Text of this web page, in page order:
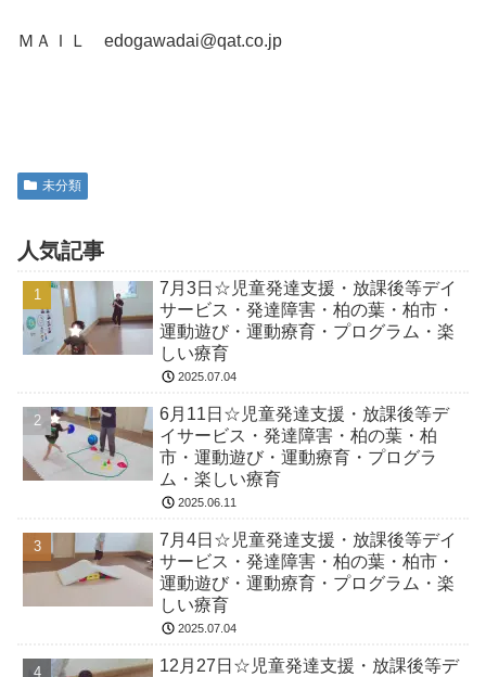
ＭＡＩＬ edogawadai@qat.co.jp
未分類
人気記事
7月3日☆児童発達支援・放課後等デイ
サービス・発達障害・柏の葉・柏市・
運動遊び・運動療育・プログラム・楽
しい療育
2025.07.04
6月11日☆児童発達支援・放課後等デ
イサービス・発達障害・柏の葉・柏
市・運動遊び・運動療育・プログラ
ム・楽しい療育
2025.06.11
7月4日☆児童発達支援・放課後等デイ
サービス・発達障害・柏の葉・柏市・
運動遊び・運動療育・プログラム・楽
しい療育
2025.07.04
12月27日☆児童発達支援・放課後等デ